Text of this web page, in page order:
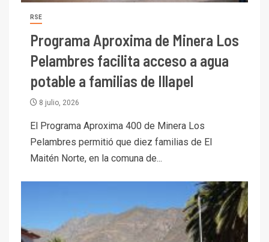
RSE
Programa Aproxima de Minera Los
Pelambres facilita acceso a agua
potable a familias de Illapel
8 julio, 2026
El Programa Aproxima 400 de Minera Los
Pelambres permitió que diez familias de El
Maitén Norte, en la comuna de...